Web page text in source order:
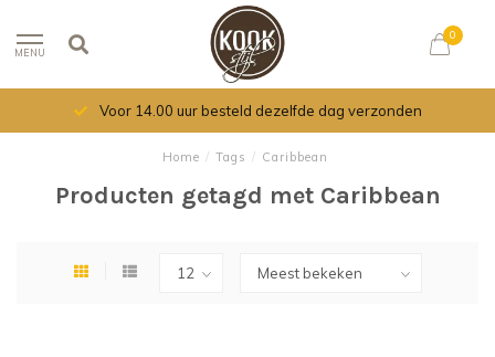
MENU
0
Voor 14.00 uur besteld dezelfde dag verzonden
Home / Tags / Caribbean
Producten getagd met Caribbean